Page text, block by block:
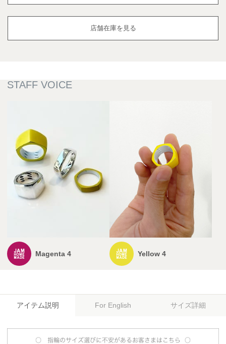
店舗在庫を見る
Magenta 4 Yellow 4
アイテム説明 For English サイズ詳細